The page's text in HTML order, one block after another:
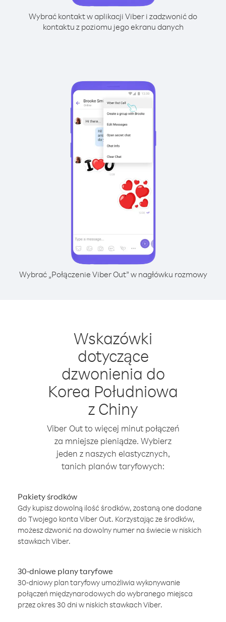
Wybrać kontakt w aplikacji Viber i zadzwonić do
kontaktu z poziomu jego ekranu danych
Wybrać „Połączenie Viber Out” w nagłówku rozmowy
Wskazówki
dotyczące
dzwonienia do
Korea Południowa
z Chiny
Viber Out to więcej minut połączeń
za mniejsze pieniądze. Wybierz
jeden z naszych elastycznych,
tanich planów taryfowych:
Pakiety środków
Gdy kupisz dowolną ilość środków, zostaną one dodane
do Twojego konta Viber Out. Korzystając ze środków,
możesz dzwonić na dowolny numer na świecie w niskich
stawkach Viber.
30-dniowe plany taryfowe
30-dniowy plan taryfowy umożliwia wykonywanie
połączeń międzynarodowych do wybranego miejsca
przez okres 30 dni w niskich stawkach Viber.